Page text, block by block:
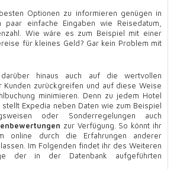
Optionen zu informieren genügen in
einfache Eingaben wie Reisedatum,
Wie wäre es zum Beispiel mit einer
für kleines Geld? Gar kein Problem mit
hinaus auch auf die wertvollen
Kunden zurückgreifen und auf diese Weise
minimieren. Denn zu jedem Hotel
Expedia neben Daten wie zum Beispiel
oder Sonderregelungen auch
zur Verfügung. So könnt ihr
online durch die Erfahrungen anderer
Im Folgenden findet ihr des Weiteren
der in der Datenbank aufgeführten